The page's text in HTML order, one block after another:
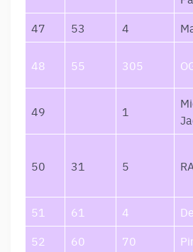
47 53 4
48 55 305
49 1
50 31 5
51
61 4
52
60 70